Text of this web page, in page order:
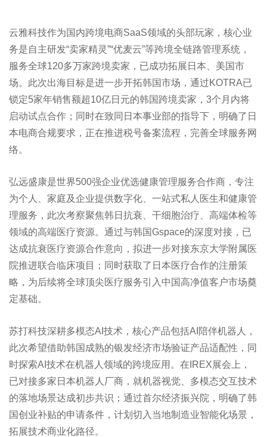
云雅科技作为国内跨境电商SaaS领域的头部玩家，核心业
务是自主研发“卖家精灵”“优麦云”等跨境全链路管理系统，
服务全球120多万家跨境卖家，已成功拓展日本、美国市
场。此次出海目标是进一步开拓韩国市场，通过KOTRA已
锁定5家年销售额超10亿日元的韩国跨境卖家，3个月内将
启动试点合作；同时在致同日本事业部的指导下，明确了日
本电商合规要求，正在推进税号备案流程，完善全球服务网
络。
弘远盛康是世界500强企业优选健康管理服务合作商，专注
为个人、家庭及企业提供数字化、一站式私人医生和健康管
理服务，此次考察聚焦韩日抗衰、干细胞治疗、高端体检等
领域的高端医疗资源。通过与韩国Gspace的深度对接，已
达成抗衰医疗资源合作意向，拟进一步对接东京大学附属医
院推进联合临床项目；同时获取了日本医疗合作的注册策
略，为后续将全球顶尖医疗服务引入中国高净值客户市场奠
定基础。
苏打科技深耕多模态AI技术，核心产品包括AI陪伴机器人，
此次希望借助韩国成熟的银发经济市场验证产品适配性，同
时探索AI技术在机器人领域的跨境应用。在IREX展会上，
已对接多家日本机器人厂商，就机器视觉、多模态交互技术
的落地场景达成初步共识；通过首尔经济振兴院，明确了韩
国创业补贴的申请条件，计划切入当地制造业智能化场景，
拓展技术商业化路径。